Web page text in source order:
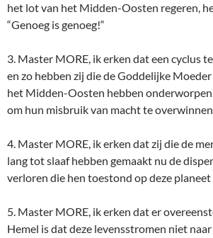
het lot van het Midden-Oosten regeren,
“Genoeg is genoeg!“
3. Master MORE, ik erken dat een cyclus
en zo hebben zij die de Goddelijke
het Midden-Oosten hebben
om hun misbruik van macht te
4. Master MORE, ik erken dat zij die de
lang tot slaaf hebben gemaakt nu de
verloren die hen toestond op deze
5. Master MORE, ik erken dat er
Hemel is dat deze levensstromen niet